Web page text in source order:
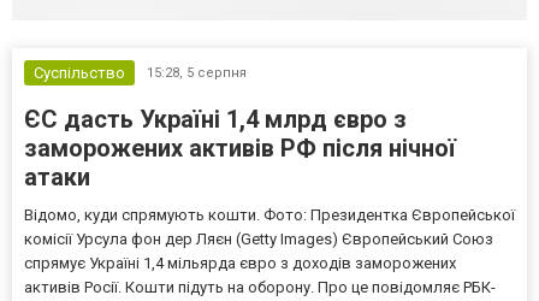
Суспільство 15:28, 5 серпня
ЄС дасть Україні 1,4 млрд євро з
заморожених активів РФ після нічної
атаки
Відомо, куди спрямують кошти. Фото: Президентка Європейської
комісії Урсула фон дер Ляєн (Getty Images) Європейський Союз
спрямує Україні 1,4 мільярда євро з доходів заморожених
активів Росії. Кошти підуть на оборону. Про це повідомляє РБК-